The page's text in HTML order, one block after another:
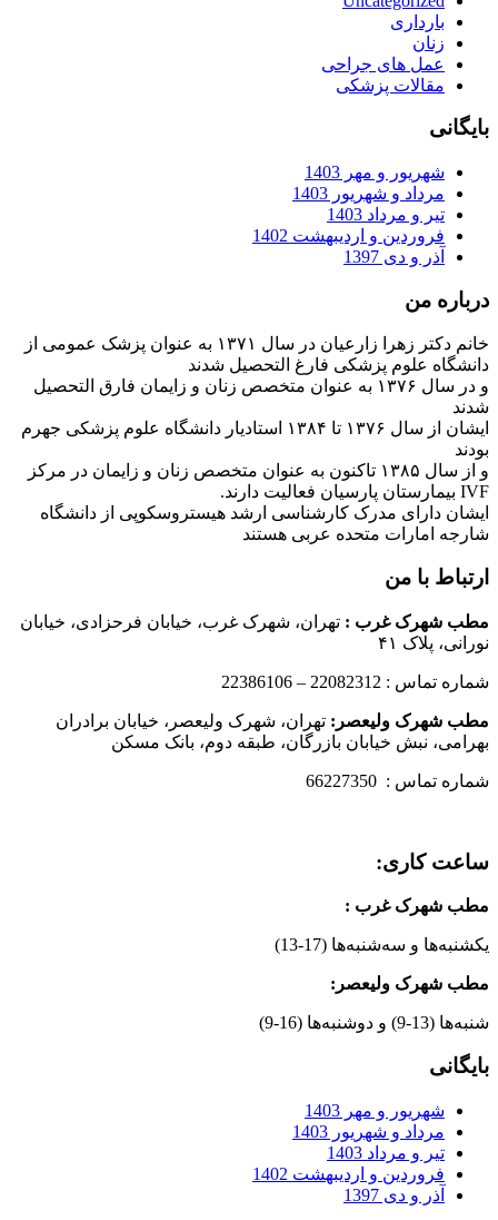
بارداری
زنان
عمل های جراحی
مقالات پزشکی
بایگانی
شهریور و مهر 1403
مرداد و شهریور 1403
تیر و مرداد 1403
فروردین و اردیبهشت 1402
آذر و دی 1397
درباره من
خانم دکتر زهرا زارعیان در سال ۱۳۷۱ به عنوان پزشک عمومی از
دانشگاه علوم پزشکی فارغ التحصیل شدند
و در سال ۱۳۷۶ به عنوان متخصص زنان و زایمان فارق التحصیل
شدند
ایشان از سال ۱۳۷۶ تا ۱۳۸۴ استادیار دانشگاه علوم پزشکی جهرم
بودند
و از سال ۱۳۸۵ تاکنون به عنوان متخصص زنان و زایمان در مرکز
IVF بیمارستان پارسیان فعالیت دارند.
ایشان دارای مدرک کارشناسی ارشد هیستروسکوپی از دانشگاه
شارجه امارات متحده عربی هستند
ارتباط با من
مطب شهرک غرب : تهران، شهرک غرب، خیابان فرحزادی، خیابان
نورانی، پلاک ۴۱
شماره تماس : 22082312 – 22386106
مطب شهرک ولیعصر: تهران، شهرک ولیعصر، خیابان برادران
بهرامی، نبش خیابان بازرگان، طبقه دوم، بانک مسکن
شماره تماس : 66227350
ساعت کاری:
مطب شهرک غرب :
یکشنبه‌ها و سه‌شنبه‌ها (17-13)
مطب شهرک ولیعصر:
شنبه‌ها (13-9) و دوشنبه‌ها (16-9)
بایگانی
شهریور و مهر 1403
مرداد و شهریور 1403
تیر و مرداد 1403
فروردین و اردیبهشت 1402
آذر و دی 1397